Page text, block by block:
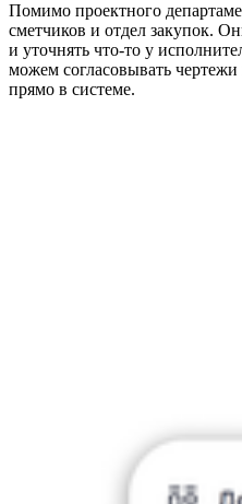
Помимо проектного
сметчиков и отдел закупок.
и уточнять что-то у
можем согласовывать
прямо в системе.